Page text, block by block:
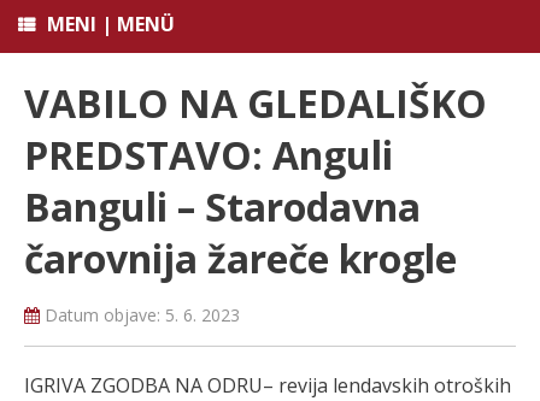
MENI | MENÜ
VABILO NA GLEDALIŠKO
PREDSTAVO: Anguli
Banguli – Starodavna
čarovnija žareče krogle
Datum objave: 5. 6. 2023
IGRIVA ZGODBA NA ODRU– revija lendavskih otroških